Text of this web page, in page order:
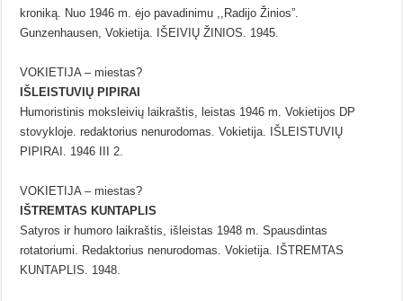
kroniką. Nuo 1946 m. ėjo pavadinimu ,,Radijo Žinios”.
Gunzenhausen, Vokietija. IŠEIVIŲ ŽINIOS. 1945.
VOKIETIJA – miestas?
IŠLEISTUVIŲ PIPIRAI
Humoristinis moksleivių laikraštis, leistas 1946 m. Vokietijos DP
stovykloje. redaktorius nenurodomas. Vokietija. IŠLEISTUVIŲ
PIPIRAI. 1946 III 2.
VOKIETIJA – miestas?
IŠTREMTAS KUNTAPLIS
Satyros ir humoro laikraštis, išleistas 1948 m. Spausdintas
rotatoriumi. Redaktorius nenurodomas. Vokietija. IŠTREMTAS
KUNTAPLIS. 1948.